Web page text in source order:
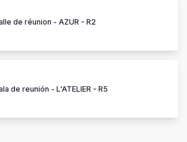
de réunion - AZUR - R2
de reunión - L'ATELIER - R5